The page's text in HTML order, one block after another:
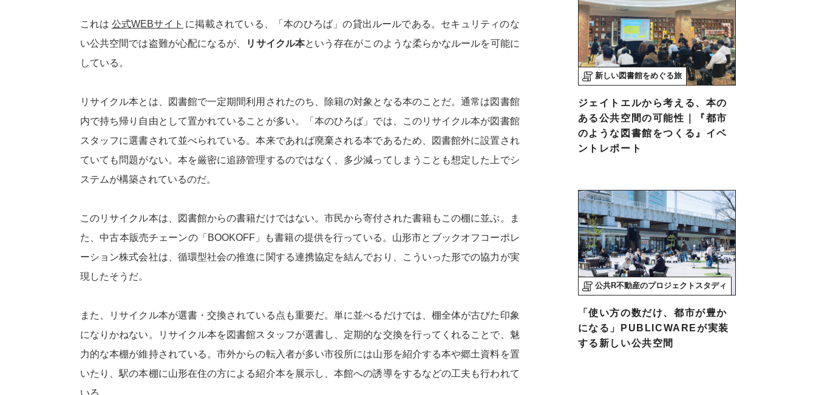
これは 公式WEBサイト に掲載されている、「本のひろば」の貸出ルールである。セキュリティのな
い公共空間では盗難が心配になるが、
リサイクル本という存在がこのような柔らかなルールを可能に
している。
リサイクル本とは、図書館で一定期間利用されたのち、除籍の対象となる本のことだ。通常は図書館
内で持ち帰り自由として置かれていることが多い。「本のひろば」では、このリサイクル本が図書館
スタッフに選書されて並べられている。本来であれば廃棄される本であるため、図書館外に設置され
ていても問題がない。本を厳密に追跡管理するのではなく、多少減ってしまうことも想定した上でシ
ステムが構築されているのだ。
このリサイクル本は、図書館からの書籍だけではない。市民から寄付された書籍もこの棚に並ぶ。ま
た、中古本販売チェーンの「BOOKOFF」も書籍の提供を行っている。山形市とブックオフコーポレ
ーション株式会社は、循環型社会の推進に関する連携協定を結んでおり、こういった形での協力が実
現したそうだ。
また、リサイクル本が選書・交換されている点も重要だ。単に並べるだけでは、棚全体が古びた印象
になりかねない。リサイクル本を図書館スタッフが選書し、定期的な交換を行ってくれることで、魅
力的な本棚が維持されている。市外からの転入者が多い市役所には山形を紹介する本や郷土資料を置
いたり、駅の本棚に山形在住の方による紹介本を展示し、本館への誘導をするなどの工夫も行われて
新しい図書館をめぐる旅
ジェイトエルから考える、本の
ある公共空間の可能性｜『都市
のような図書館をつくる』イベ
ントレポート
公共R不動産のプロジェクトスタディ
「使い方の数だけ、都市が豊か
になる」PUBLICWAREが実装
する新しい公共空間